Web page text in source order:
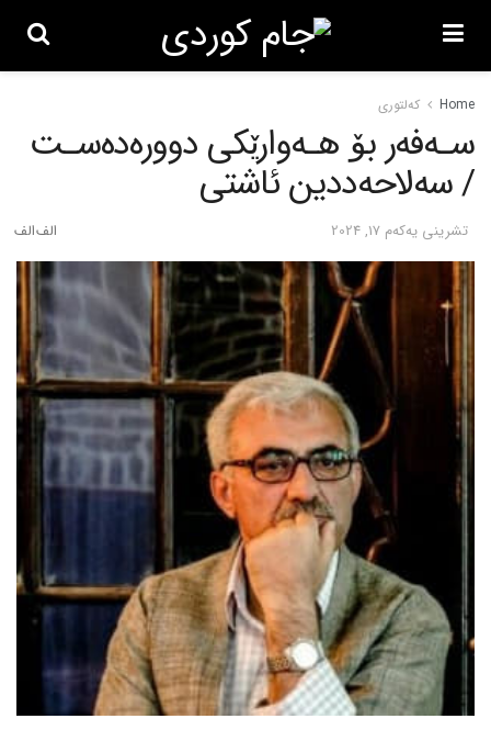
Home کەلتوری
سـەفەر بۆ هـەوارێکی دوورەدەسـت
/ سەلاحەددین ئاشتی
تشرینی یه‌كه‌م 17, 2024